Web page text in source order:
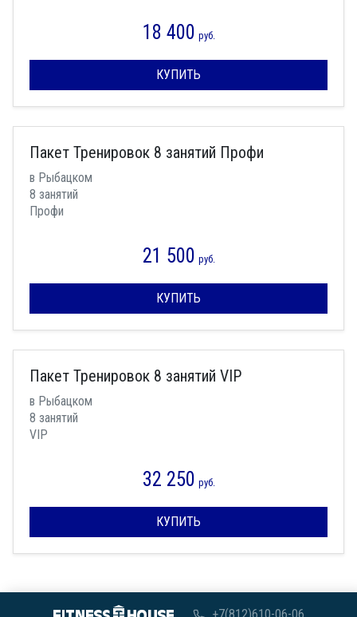
18 400 руб.
КУПИТЬ
Пакет Тренировок 8 занятий Профи
в Рыбацком
8 занятий
Профи
21 500 руб.
КУПИТЬ
Пакет Тренировок 8 занятий VIP
в Рыбацком
8 занятий
VIP
32 250 руб.
КУПИТЬ